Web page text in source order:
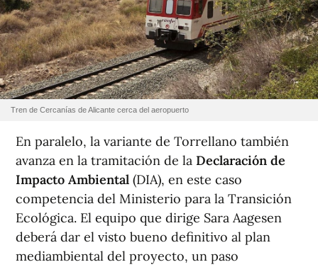
Tren de Cercanías de Alicante cerca del aeropuerto
En paralelo, la variante de Torrellano también
avanza en la tramitación de la Declaración de
Impacto Ambiental (DIA), en este caso
competencia del Ministerio para la Transición
Ecológica. El equipo que dirige Sara Aagesen
deberá dar el visto bueno definitivo al plan
mediambiental del proyecto, un paso